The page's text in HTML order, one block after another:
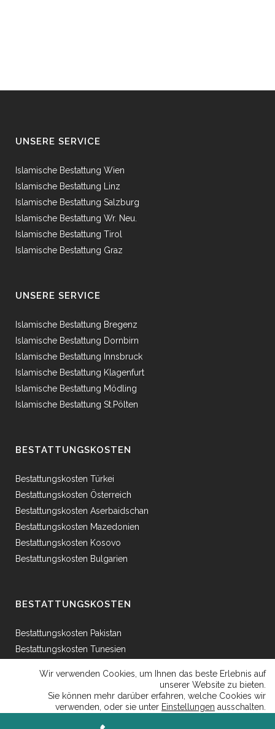
UNSERE SERVICE
Islamische Bestattung Wien
Islamische Bestattung Linz
Islamische Bestattung Salzburg
Islamische Bestattung Wr. Neu.
Islamische Bestattung Tirol
Islamische Bestattung Graz
UNSERE SERVICE
Islamische Bestattung Bregenz
Islamische Bestattung Dornbirn
Islamische Bestattung Innsbruck
Islamische Bestattung Klagenfurt
Islamische Bestattung Mödling
Islamische Bestattung St.Pölten
BESTATTUNGSKOSTEN
Bestattungskosten Türkei
Bestattungskosten Österreich
Bestattungskosten Aserbaidschan
Bestattungskosten Mazedonien
Bestattungskosten Kosovo
Bestattungskosten Bulgarien
BESTATTUNGSKOSTEN
Bestattungskosten Pakistan
Bestattungskosten Tunesien
Bestattungskosten Griechenland
Bestattungskosten Bosnien
Bestattungskosten Afganhistan
Wir verwenden Cookies, um Ihnen das beste Erlebnis auf
unserer Website zu bieten.
Sie können mehr darüber erfahren, welche Cookies wir
verwenden, oder sie unter Einstellungen ausschalten.